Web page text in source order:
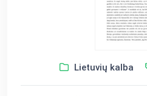
Lietuvių kalba